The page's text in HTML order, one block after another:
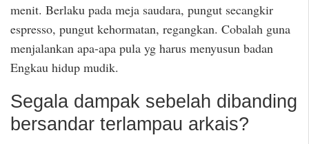
menit. Berlaku pada meja saudara, pungut secangkir
espresso, pungut kehormatan, regangkan. Cobalah guna
menjalankan apa-apa pula yg harus menyusun badan
Engkau hidup mudik.
Segala dampak sebelah dibanding
bersandar terlampau arkais?